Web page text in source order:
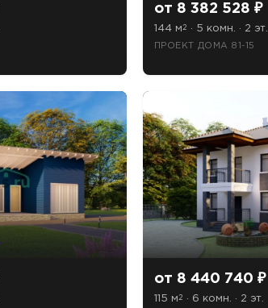
от 8 382 528 ₽
144 м2 · 5 комн. · 2 эт.
ПРОЕКТ ДОМА 81-15
от 8 440 740 ₽
115 м 2 · 6 комн. · 2 эт.